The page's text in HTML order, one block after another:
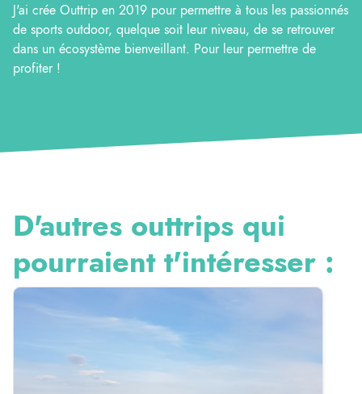
J'ai crée Outtrip en 2019 pour permettre à tous les passionnés
de sports outdoor, quelque soit leur niveau, de se retrouver
dans un écosystème bienveillant. Pour leur permettre de
profiter !
D'autres outtrips qui
pourraient t'intéresser :